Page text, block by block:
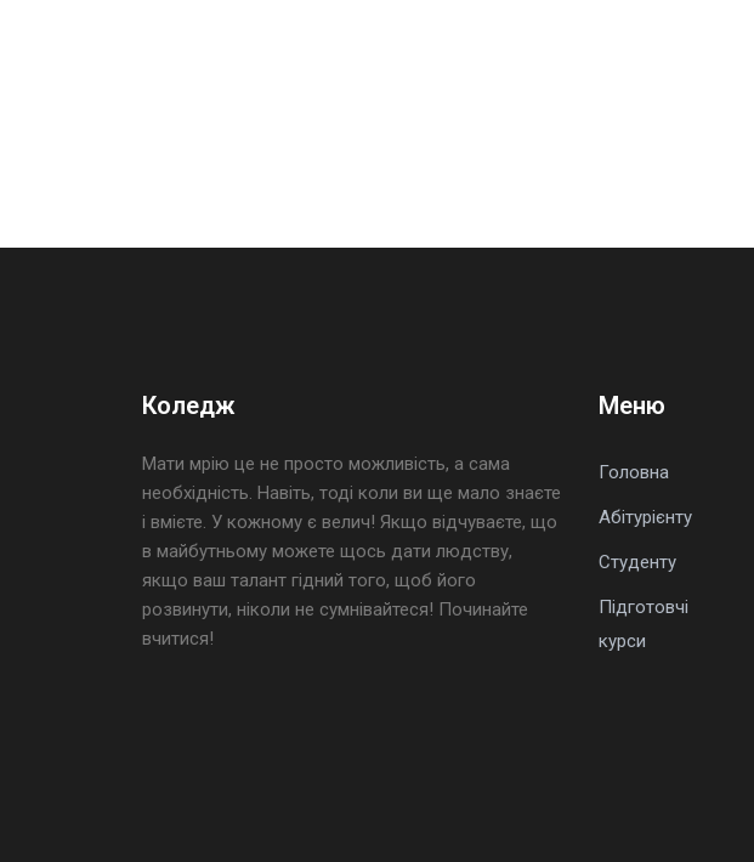
Коледж
Мати мрію це не просто можливість, а сама
необхідність. Навіть, тоді коли ви ще мало знаєте
і вмієте. У кожному є велич! Якщо відчуваєте, що
в майбутньому можете щось дати людству,
якщо ваш талант гідний того, щоб його
розвинути, ніколи не сумнівайтеся! Починайте
вчитися!
Меню
Головна
Абітурієнту
Студенту
Підготовчі
курси